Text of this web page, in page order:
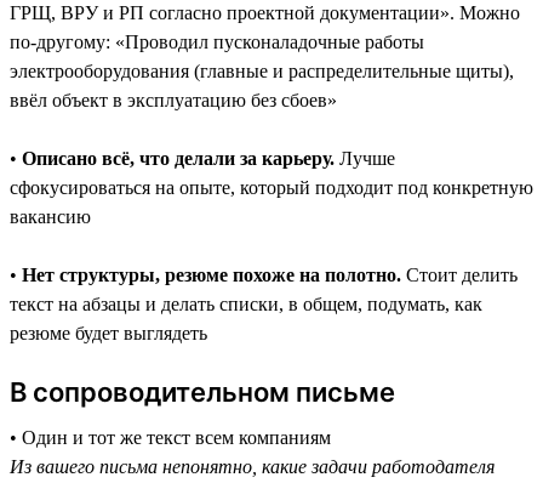
ГРЩ, ВРУ и РП согласно проектной документации». Можно
по-другому: «Проводил пусконаладочные работы
электрооборудования (главные и распределительные щиты),
ввёл объект в эксплуатацию без сбоев»
• Описано всё, что делали за карьеру. Лучше
сфокусироваться на опыте, который подходит под конкретную
вакансию
• Нет структуры, резюме похоже на полотно. Стоит делить
текст на абзацы и делать списки, в общем, подумать, как
резюме будет выглядеть
В сопроводительном письме
• Один и тот же текст всем компаниям
Из вашего письма непонятно, какие задачи работодателя